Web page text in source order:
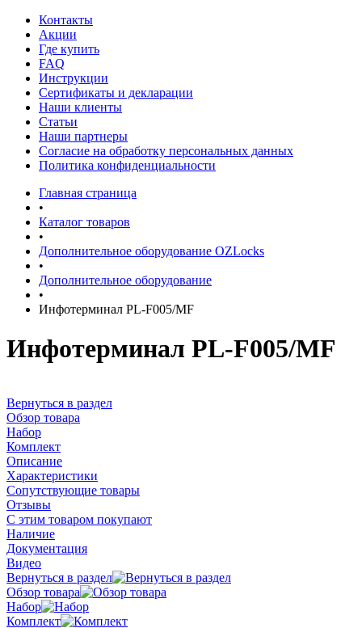
Контакты
Акции
Где купить
FAQ
Инструкции
Сертификаты и декларации
Наши клиенты
Статьи
Наши партнеры
Согласие на обработку персональных данных
Политика конфиденциальности
Главная страница
•
Каталог товаров
•
Дополнительное оборудование OZLocks
•
Дополнительное оборудование
•
Инфотерминал PL-F005/MF
Инфотерминал PL-F005/MF
Вернуться в раздел
Обзор товара
Набор
Комплект
Описание
Характеристики
Сопутствующие товары
Отзывы
С этим товаром покупают
Наличие
Документация
Видео
Вернуться в раздел
Обзор товара
Набор
Комплект